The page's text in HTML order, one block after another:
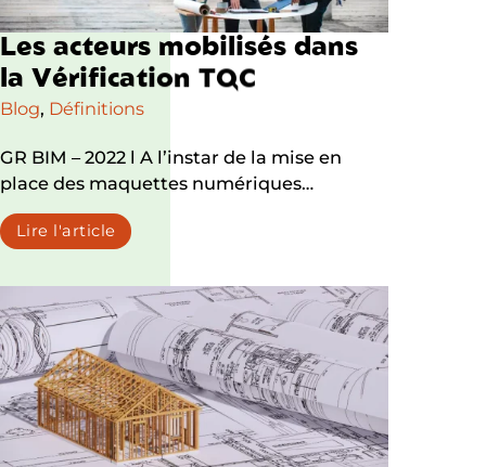
Les acteurs mobi isés dans
a Vérification TQC
Blog, Définitions
GR BIM – 2022 l A l’instar de la mise en
place des maquettes numériques…
Lire l'article